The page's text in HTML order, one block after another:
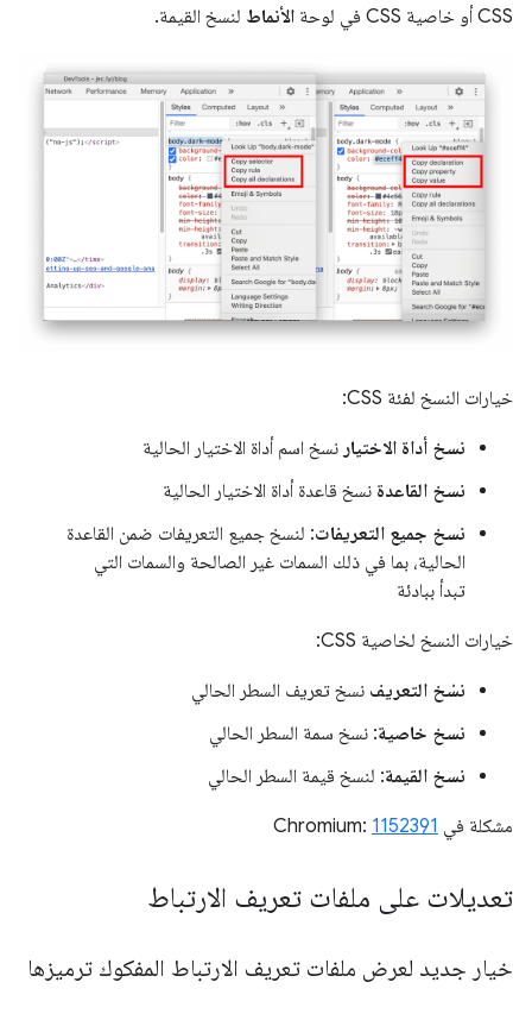
CSS أو خاصية CSS في لوحة الأنماط لنسخ القيمة.
خيارات النسخ لفئة CSS:
نسخ أداة الاختيار نسخ اسم أداة الاختيار الحالية
نسخ القاعدة نسخ قاعدة أداة الاختيار الحالية
نسخ جميع التعريفات: لنسخ جميع التعريفات ضمن القاعدة
الحالية، بما في ذلك السمات غير الصالحة والسمات التي
تبدأ ببادئة
خيارات النسخ لخاصية CSS:
نسْخ التعريف نسخ تعريف السطر الحالي
نسخ خاصية: نسخ سمة السطر الحالي
نسخ القيمة: لنسخ قيمة السطر الحالي
مشكلة في Chromium: 1152391
تعديلات على ملفات تعريف الارتباط
خيار جديد لعرض ملفات تعريف الارتباط المفكوك ترميزها